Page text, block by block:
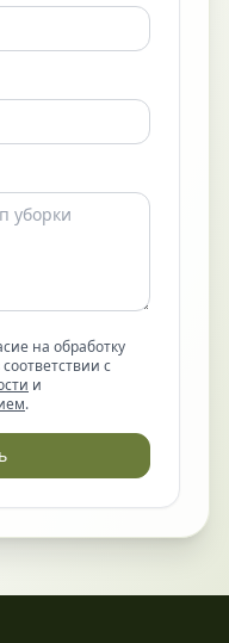
на обработку
с
и
.